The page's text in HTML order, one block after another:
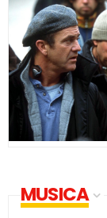
MUSICA